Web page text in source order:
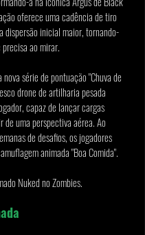
oferece uma cadência de tiro
dispersão inicial maior, tornando-
ao mirar.
série de pontuação "Chuva de
drone de artilharia pesada
capaz de lançar cargas
de uma perspectiva aérea. Ao
de desafios, os jogadores
animada "Boa Comida".
Nuked no Zombies.